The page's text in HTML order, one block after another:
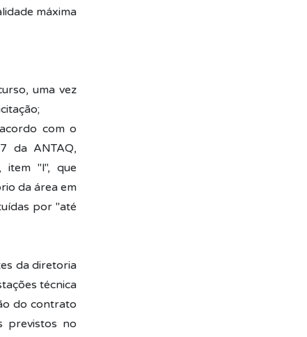
máxima
uma vez
com o
da ANTAQ,
item "l", que
da área em
por "até
da diretoria
técnica
do contrato
previstos no